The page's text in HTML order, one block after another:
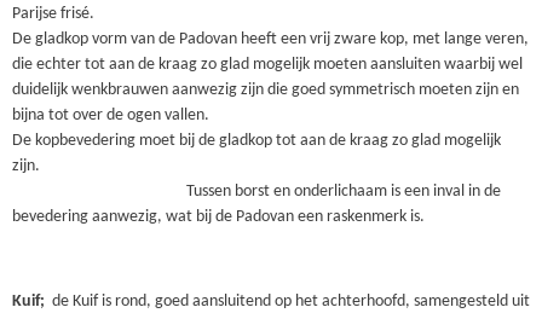
Parijse frisé.
De gladkop vorm van de Padovan heeft een vrij zware kop, met lange veren,
die echter tot aan de kraag zo glad mogelijk moeten aansluiten waarbij wel
duidelijk wenkbrauwen aanwezig zijn die goed symmetrisch moeten zijn en
bijna tot over de ogen vallen.
De kopbevedering moet bij de gladkop tot aan de kraag zo glad mogelijk
zijn.
Tussen borst en onderlichaam is een inval in de
bevedering aanwezig, wat bij de Padovan een raskenmerk is.
Kuif; de Kuif is rond, goed aansluitend op het achterhoofd, samengesteld uit